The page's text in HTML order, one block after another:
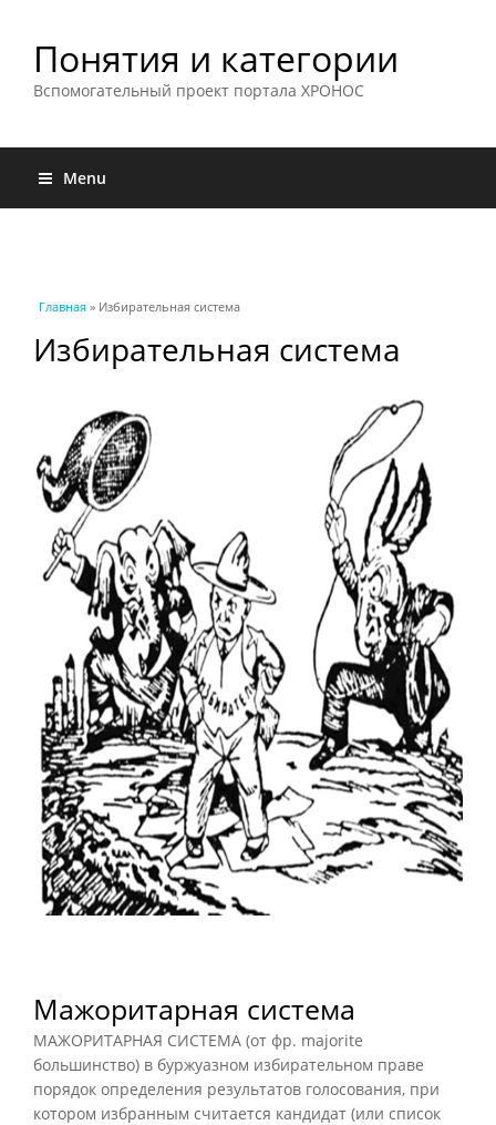
Понятия и категории
Вспомогательный проект портала ХРОНОС
Menu
Вы здесь
Главная » Избирательная система
Избирательная система
Мажоритарная система
МАЖОРИТАРНАЯ СИСТЕМА (от фр. majorite
большинство) в буржуазном избирательном праве
порядок определения результатов голосования, при
котором избранным считается кандидат (или список